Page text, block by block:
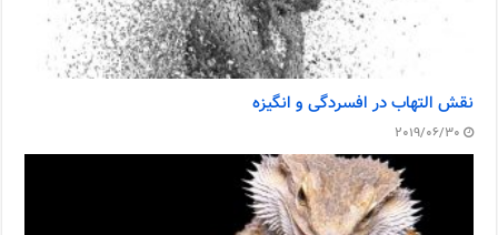
نقش التهاب در افسردگی و انگیزه
2019/06/30